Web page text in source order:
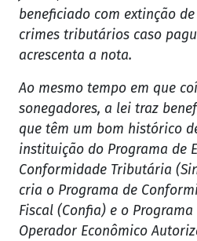
beneficiado com extinção
crimes tributários caso
acrescenta a nota.
Ao mesmo tempo em que
sonegadores, a lei traz
que têm um bom histórico
instituição do Programa de
Conformidade Tributária
cria o Programa de
Fiscal (Confia) e o
Operador Econômico